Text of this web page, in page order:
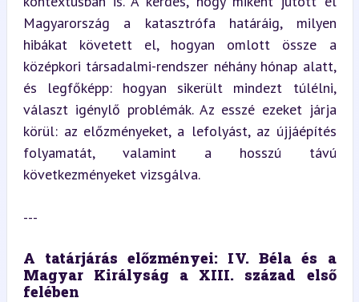
Magyarország a katasztrófa határáig, milyen
hibákat követett el, hogyan omlott össze a
középkori társadalmi-rendszer néhány hónap alatt,
és legfőképp: hogyan sikerült mindezt túlélni,
választ igénylő problémák. Az esszé ezeket járja
körül: az előzményeket, a lefolyást, az újjáépítés
folyamatát, valamint a hosszú távú
következményeket vizsgálva.
---
A tatárjárás előzményei: IV. Béla és a
Magyar Királyság a XIII. század első
felében